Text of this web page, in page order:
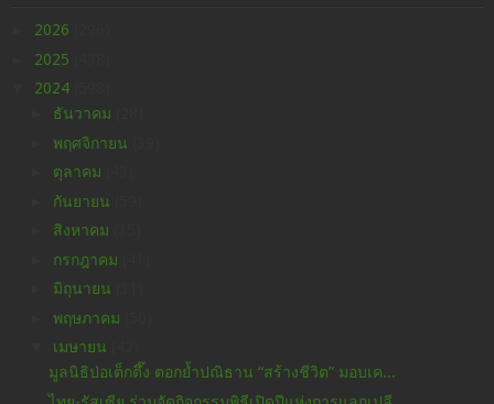
2026
2025
2024
ธันวาคม
พฤศจิกายน
ตุลาคม
กันยายน
สิงหาคม
กรกฎาคม
มิถุนายน
พฤษภาคม
เมษายน
มูลนิธิป่อเต็กตึ๊ง ตอกย้ำปณิธาน “สร้างชีวิต” มอบเค...